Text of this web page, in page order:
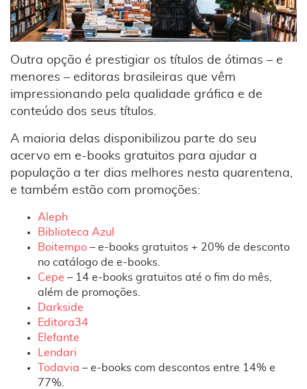
Outra opção é prestigiar os títulos de ótimas – e
menores – editoras brasileiras que vêm
impressionando pela qualidade gráfica e de
conteúdo dos seus títulos.
A maioria delas disponibilizou parte do seu
acervo em e-books gratuitos para ajudar a
população a ter dias melhores nesta quarentena,
e também estão com promoções:
Aleph
Biblioteca Azul
Boitempo – e-books gratuitos + 20% de desconto
no catálogo de e-books.
Cepe – 14 e-books gratuitos até o fim do mês,
além de promoções.
Darkside
Editora34
Elefante
Lendari
Todavia – e-books com descontos entre 14% e
77%.